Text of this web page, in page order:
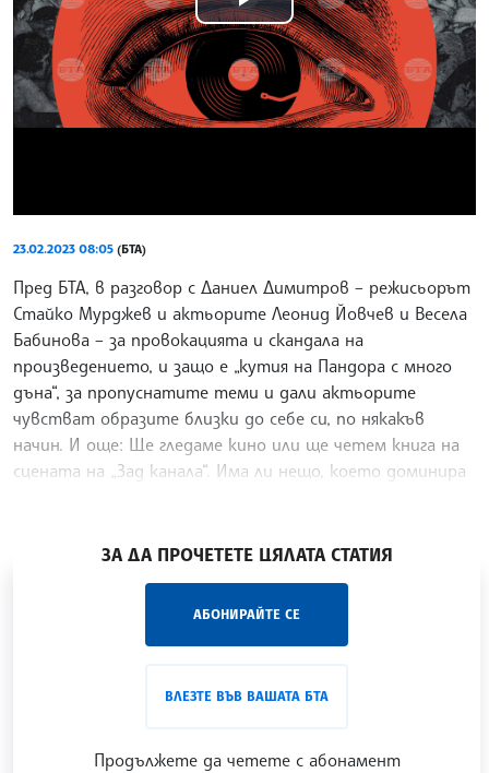
Play
Video
23.02.2023 08:05 (БТА)
Пред БТА, в разговор с Даниел Димитров – режисьорът
Стайко Мурджев и актьорите Леонид Йовчев и Весела
Бабинова – за провокацията и скандала на
произведението, и защо е „кутия на Пандора с много
дъна“, за пропуснатите теми и дали актьорите
чувстват образите близки до себе си, по някакъв
начин. И още: Ще гледаме кино или ще четем книга на
сцената на „Зад канала“. Има ли нещо, което доминира
ЗА ДА ПРОЧЕТЕТЕ ЦЯЛАТА СТАТИЯ
АБОНИРАЙТЕ СЕ
ВЛЕЗТЕ ВЪВ ВАШАТА БТА
Продължете да четете с абонамент
„Час ЛИК“ на БТА е мястото за срещи отблизо с